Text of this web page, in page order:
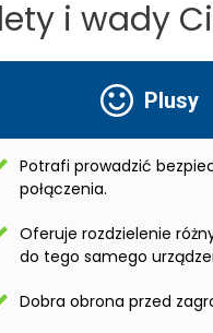
i wady
Plusy
Potrafi prowadzić
połączenia.
Oferuje rozdzielenie
do tego samego
Dobra obrona przed